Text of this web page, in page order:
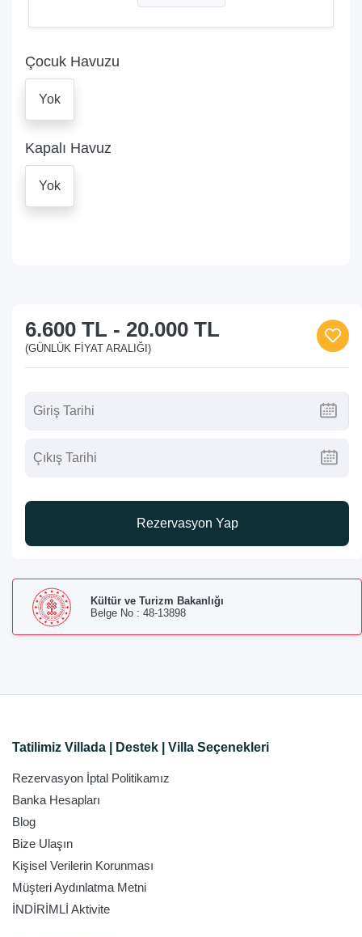
Çocuk Havuzu
Yok
Kapalı Havuz
Yok
6.600 TL - 20.000 TL
(GÜNLÜK FIYAT ARALIĞI)
Rezervasyon Yap
Kültür ve Turizm Bakanlığı
Belge No : 48-13898
Tatilimiz Villada | Destek | Villa Seçenekleri
Rezervasyon İptal Politikamız
Banka Hesapları
Blog
Bize Ulaşın
Kişisel Verilerin Korunması
Müşteri Aydınlatma Metni
İNDİRİMLİ Aktivite